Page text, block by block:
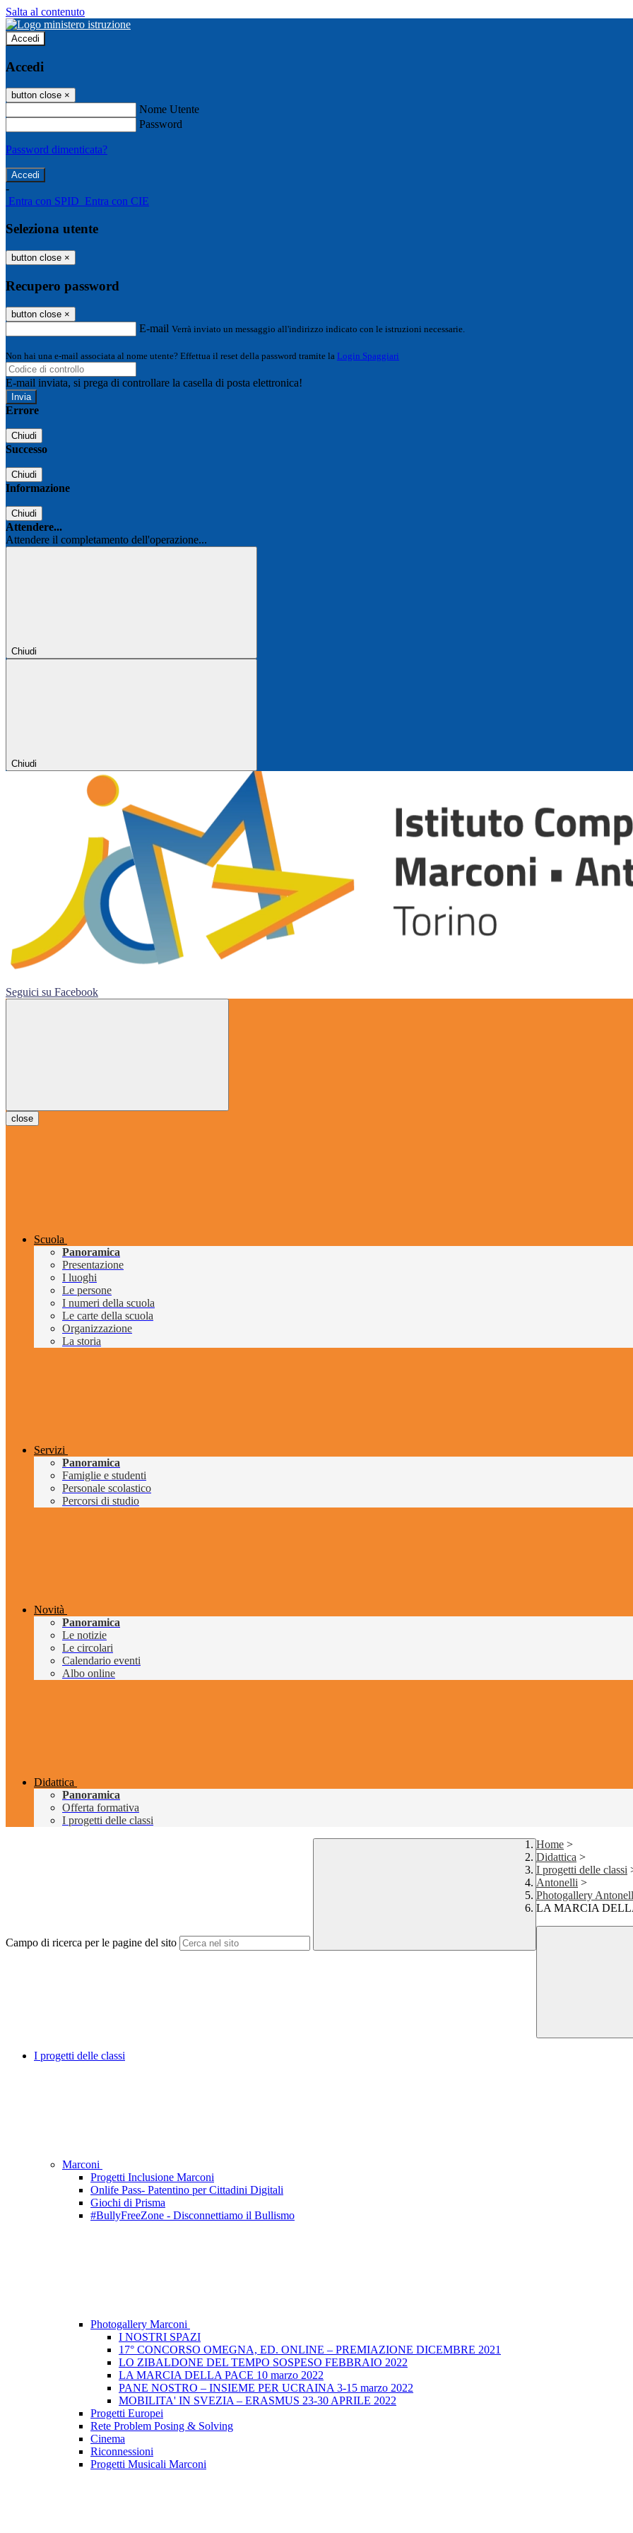
Salta al contenuto
Accedi
Accedi
button close ×
Nome Utente
Password
Password dimenticata?
-
Entra con SPID Entra con CIE
Seleziona utente
button close ×
Recupero password
button close ×
E-mail Verrà inviato un messaggio all'indirizzo indicato con le istruzioni necessarie.
Non hai una e-mail associata al nome utente? Effettua il reset della password tramite la Login Spaggiari
E-mail inviata, si prega di controllare la casella di posta elettronica!
Errore
Chiudi
Successo
Chiudi
Informazione
Chiudi
Attendere...
Attendere il completamento dell'operazione...
Chiudi
Chiudi
Seguici su Facebook
close
Scuola
Panoramica
Presentazione
I luoghi
Le persone
I numeri della scuola
Le carte della scuola
Organizzazione
La storia
Servizi
Panoramica
Famiglie e studenti
Personale scolastico
Percorsi di studio
Novità
Panoramica
Le notizie
Le circolari
Calendario eventi
Albo online
Didattica
Panoramica
Offerta formativa
I progetti delle classi
Campo di ricerca per le pagine del sito
Home >
Didattica >
I progetti delle classi
Antonelli >
Photogallery
LA MARCIA
I progetti delle classi
Marconi
Progetti Inclusione Marconi
Onlife Pass- Patentino per Cittadini Digitali
Giochi di Prisma
#BullyFreeZone - Disconnettiamo il Bullismo
Photogallery Marconi
I NOSTRI SPAZI
17° CONCORSO OMEGNA, ED. ONLINE – PREMIAZIONE DICEMBRE 2021
LO ZIBALDONE DEL TEMPO SOSPESO FEBBRAIO 2022
LA MARCIA DELLA PACE 10 marzo 2022
PANE NOSTRO – INSIEME PER UCRAINA 3-15 marzo 2022
MOBILITA' IN SVEZIA – ERASMUS 23-30 APRILE 2022
Progetti Europei
Rete Problem Posing & Solving
Cinema
Riconnessioni
Progetti Musicali Marconi